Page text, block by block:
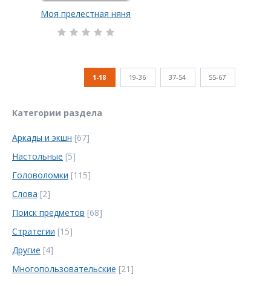
Моя прелестная няня
1-18 19-36 37-54 55-67
Категории раздела
Аркады и экшн [67]
Настольные [5]
Головоломки [115]
Слова [2]
Поиск предметов [68]
Стратегии [15]
Другие [4]
Многопользовательские [21]